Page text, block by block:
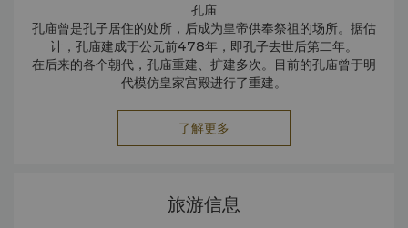
孔庙
孔庙曾是孔子居住的处所，后成为皇帝供奉祭祖的场所。据估
计，孔庙建成于公元前478年，即孔子去世后第二年。
在后来的各个朝代，孔庙重建、扩建多次。目前的孔庙曾于明
代模仿皇家宫殿进行了重建。
及石雕。
孔府
阁。虽不比紫禁城的壮观恢宏，整个建筑群却拥有豪华的家
具、精致的装饰以及珍贵的文物。
了解更多
旅游信息